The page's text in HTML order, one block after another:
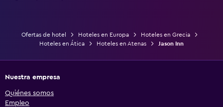
Ofertas de hotel Hoteles en Europa
Hoteles en Grecia
Hoteles en Ática
Hoteles en Atenas Jason Inn
Nuestra empresa
Quiénes somos
Empleo